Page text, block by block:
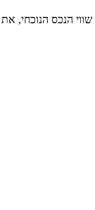
הנכס הנוכחי,